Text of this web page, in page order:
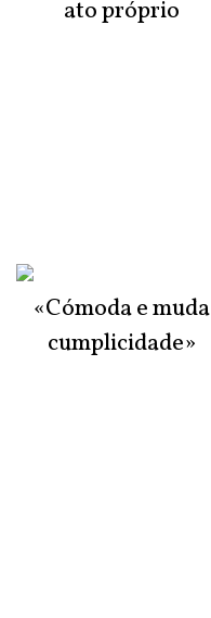
ato próprio
«Cómoda e muda
cumplicidade»